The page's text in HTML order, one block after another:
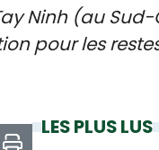
Ninh (au
pour les
LES PLUS LUS